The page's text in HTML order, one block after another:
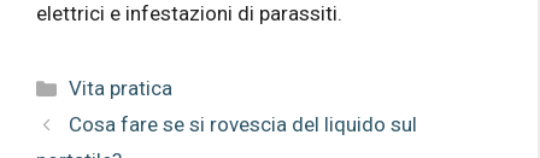
elettrici e infestazioni di parassiti.
Categorie
Vita pratica
Cosa fare se si rovescia del liquido sul